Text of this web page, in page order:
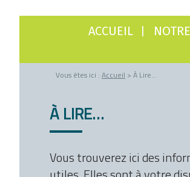
ACCUEIL
Vous êtes ici : Accueil > À Lire…
À LIRE…
Vous trouverez ici des